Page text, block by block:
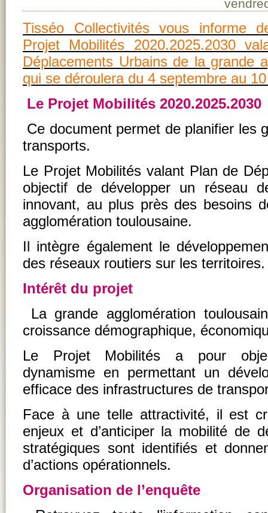
Tisséo Collectivités vous informe
Projet Mobilités 2020.2025.2030
Déplacements Urbains de la grande
qui se déroulera du 4 septembre au
Le Projet Mobilités 2020.2025.2030
Ce document permet de planifier les
transports.
Le Projet Mobilités valant Plan de
objectif de développer un réseau
innovant, au plus près des besoins
agglomération toulousaine.
Il intègre également le
des réseaux routiers sur les territoires.
Intérêt du projet
La grande agglomération
croissance démographique,
Le Projet Mobilités a pour
dynamisme en permettant un
efficace des infrastructures de
Face à une telle attractivité, il est
enjeux et d’anticiper la mobilité de
stratégiques sont identifiés et
d’actions opérationnels.
Organisation de l’enquête